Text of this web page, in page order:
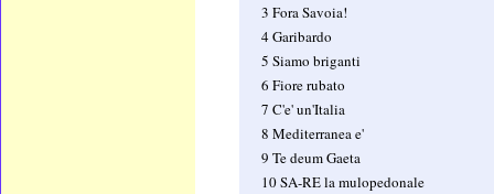
3 Fora Savoia!
4 Garibardo
5 Siamo briganti
6 Fiore rubato
7 C'e' un'Italia
8 Mediterranea e'
9 Te deum Gaeta
10 SA-RE la mulopedonale